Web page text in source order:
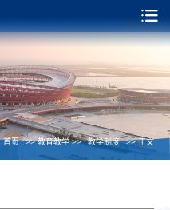
首页 >> 教育教学 >> 教学制度 >> 正文